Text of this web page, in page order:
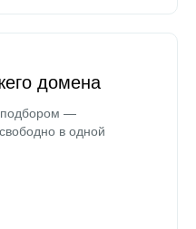
домена
подбором —
в одной